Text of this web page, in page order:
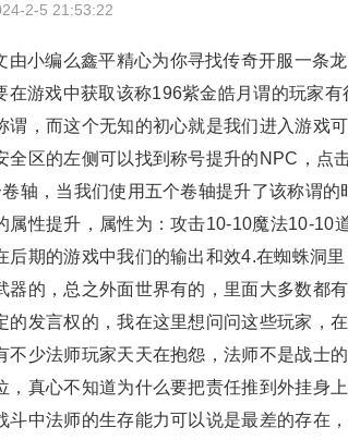
2-5 21:53:22
由小编么鑫平精心为你寻找传奇开服一条
在游戏中获取该称196紫金皓月谓的玩家
谓，而这个无知的初心就是我们进入游戏
全区的左侧可以找到称号提升的NPC，点
轴，当我们使用五个卷轴提升了该称谓
属性提升，属性为：攻击10-10魔法10-10
后期的游戏中我们的输出和效4.在蜘蛛洞
器的，总之外面世界有的，里面大多数都
的发言权的，我在这里想问问这些玩家，
不少法师玩家天天在抱怨，法师不是战士
，真心不知道为什么要把责任推到外挂身
斗中法师的生存能力可以说是最差的存在